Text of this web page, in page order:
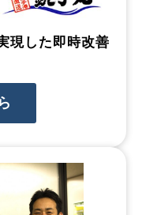
した即時改善